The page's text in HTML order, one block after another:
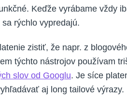
Keďže vyrábame vždy
rýchlo vypredajú.
zistiť, že napr. z
týchto nástrojov používam
slov od Googlu. Je síce
aj long tailové výrazy.